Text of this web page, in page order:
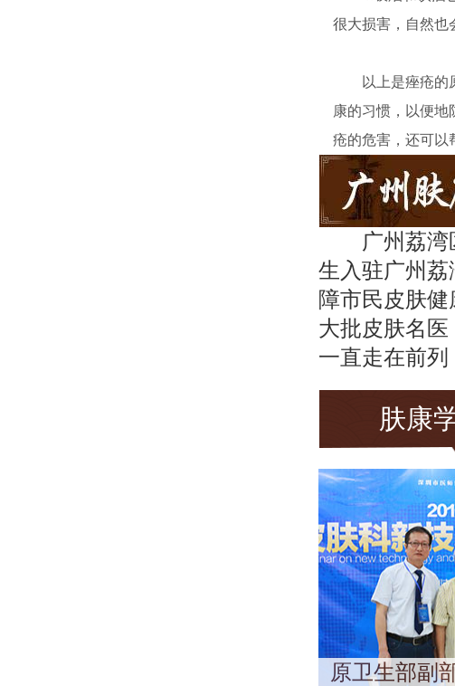
很大损害，自然也
以上是痤疮的原
康的习惯，以便地
疮的危害，还可以
广州荔
生入驻广州
障市民皮肤
大批皮肤名
一直走在前列
肤康
原卫生部副